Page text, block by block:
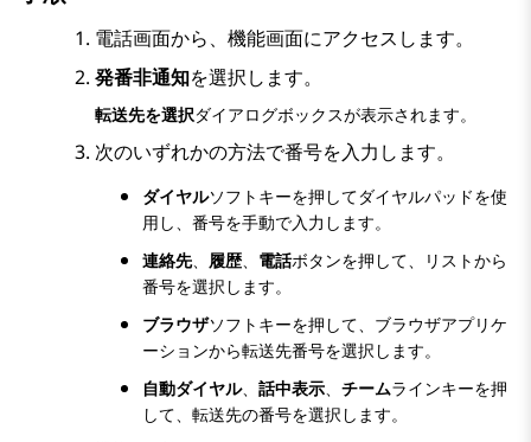
電話画面から、 機能画面にアクセスします。
発番非通知を選択します。
転送先を選択ダイアログボックスが表示されます。
次のいずれかの方法で番号を入力します。
ダイヤルソフトキーを押してダイヤルパッドを使
用し、番号を手動で入力します。
連絡先、 履歴、 電話ボタンを押して、リストから
番号を選択します。
ブラウザソフトキーを押して、ブラウザアプリケ
ーションから転送先番号を選択します。
自動ダイヤル、 話中表示、 チームラインキーを押
して、転送先の番号を選択します。